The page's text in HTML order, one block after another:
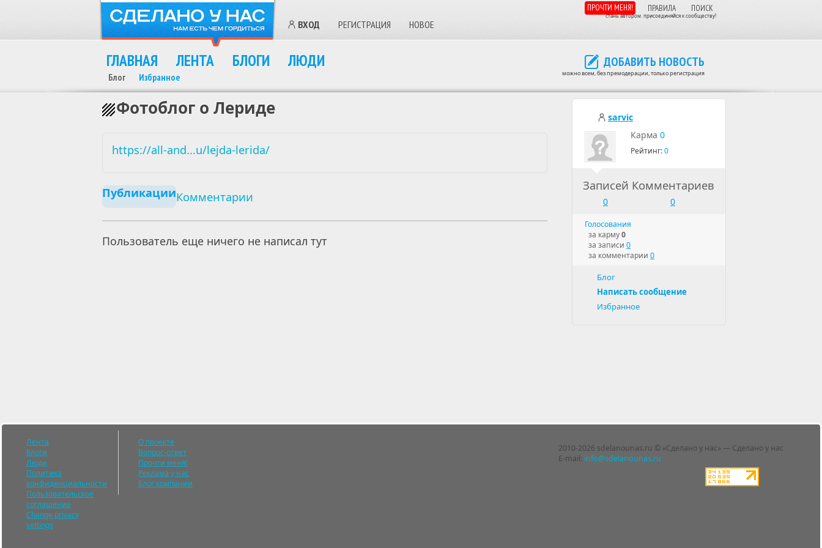
ВХОД РЕГИСТРАЦИЯ НОВОЕ
ПРОЧТИ МЕНЯ! ПРАВИЛА ПОИСК
стань автором. присоединяйся к сообществу!
ДОБАВИТЬ НОВОСТЬ
можно всем, без премодерации, только регистрация
ГЛАВНАЯ ЛЕНТА БЛОГИ ЛЮДИ
Блог Избранное
Фотоблог о Лериде
https://all-and...u/lejda-lerida/
ПубликацииКомментарии
Пользователь еще ничего не написал тут
sarvic
Карма 0
Рейтинг:0
Записей Комментариев
0 0
Голосования
за карму0
за записи 0
за комментарии 0
Блог
Написать сообщение
Избранное
2010-2026 sdelanounas.ru © «Сделано у нас» — Сделано у нас
E-mail: info@sdelanounas.ru
Лента
Блоги
Люди
Политика
конфиденциальности
Пользовательское
соглашение
Change privacy
settings
О проекте
Вопрос-ответ
Прочти меня!
Реклама у нас
Блог компании